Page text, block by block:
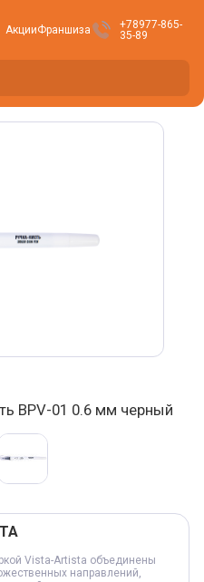
АкцииФраншиза
+78977-865-
35-89
BPV-01 0.6 мм черный
характеристика
Vista-Artista объединены
направлений,